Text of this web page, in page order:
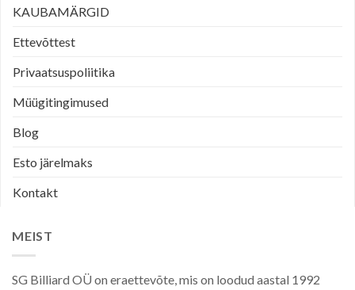
KAUBAMÄRGID
Ettevõttest
Privaatsuspoliitika
Müügitingimused
Blog
Esto järelmaks
Kontakt
MEIST
SG Billiard OÜ on eraettevõte, mis on loodud aastal 1992